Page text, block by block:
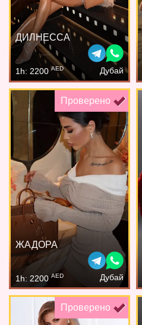
ДИЛНЕССА
1h: 2200AED Дубай
Проверено
ЖАДОРА
1h: 2200AED Дубай
Проверено